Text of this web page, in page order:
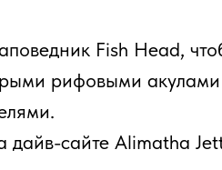
тура вы